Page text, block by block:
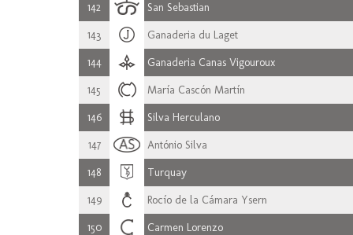
142 San Sebastian
143 Ganaderia du Laget
144 Ganaderia Canas Vigouroux
145 María Cascón Martín
146 Silva Herculano
147 António Silva
148 Turquay
149 Rocío de la Cámara Ysern
150 Carmen Lorenzo